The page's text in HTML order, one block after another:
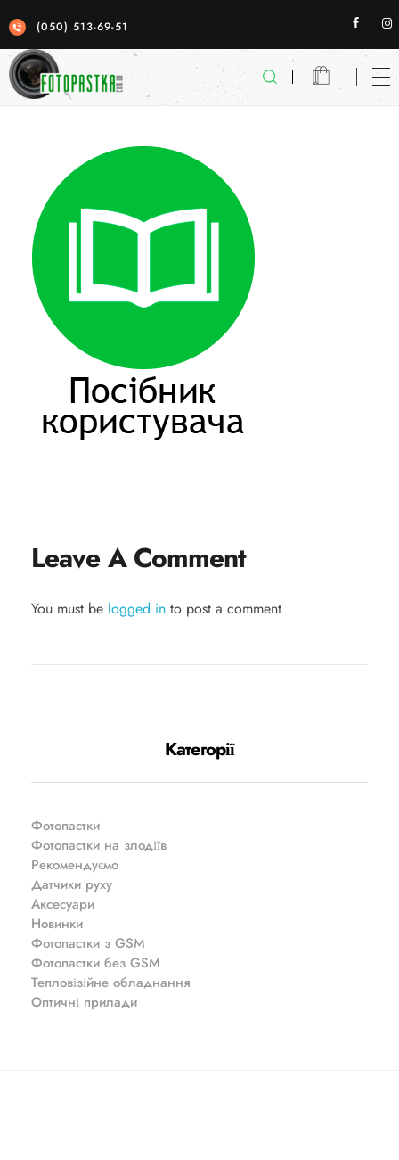
(050) 513-69-51
Leave A Comment
You must be logged in to post a comment
Категорії
Фотопастки
Фотопастки на злодіїв
Рекомендуємо
Датчики руху
Аксесуари
Новинки
Фотопастки з GSM
Фотопастки без GSM
Тепловізійне обладнання
Оптичні прилади